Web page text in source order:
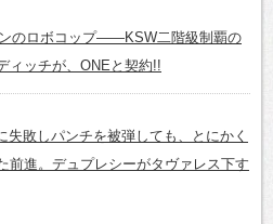
ンのロボコップ――KSW二階級制覇の
ィッチが、ONEと契約!!
失敗しパンチを被弾しても、とにかく
前進。デュプレシーがタヴァレス下す